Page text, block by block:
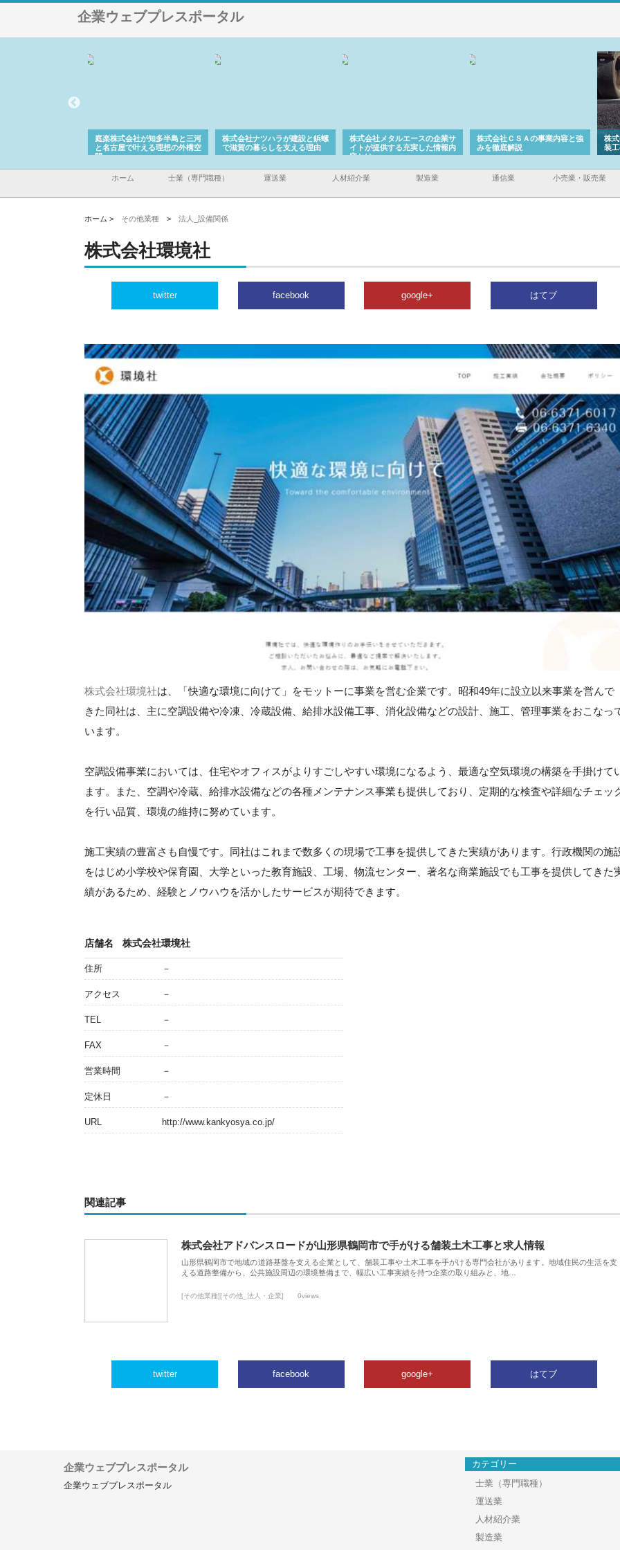
企業ウェブプレスポータル
庭楽株式会社が知多半島と三河
と名古屋で叶える理想の外構空
間
株式会社ナツハラが建設と鋲螺
で滋賀の暮らしを支える理由
株式会社メタルエースの企業サ
イトが提供する充実した情報内
容とは
株式会社ＣＳＡの事業内容と強
みを徹底解説
株
装
ホーム 士業（専門職種） 運送業 人材紹介業 製造業 通信業 小売業・販売業
ホーム > その他業種 > 法人_設備関係
株式会社環境社
twitter facebook google+ はてブ
株式会社環境社は、「快適な環境に向けて」をモットーに事業を営む企業です。昭和49年に設立以来事業を営んで
きた同社は、主に空調設備や冷凍、冷蔵設備、給排水設備工事、消化設備などの設計、施工、管理事業をおこなっ
います。
空調設備事業においては、住宅やオフィスがよりすごしやすい環境になるよう、最適な空気環境の構築を手掛けて
ます。また、空調や冷蔵、給排水設備などの各種メンテナンス事業も提供しており、定期的な検査や詳細なチェッ
を行い品質、環境の維持に努めています。
施工実績の豊富さも自慢です。同社はこれまで数多くの現場で工事を提供してきた実績があります。行政機関の施
をはじめ小学校や保育園、大学といった教育施設、工場、物流センター、著名な商業施設でも工事を提供してきた
績があるため、経験とノウハウを活かしたサービスが期待できます。
店舗名 株式会社環境社
住所 －
アクセス －
TEL －
FAX －
営業時間 －
定休日 －
URL http://www.kankyosya.co.jp/
関連記事
株式会社アドバンスロードが山形県鶴岡市で手がける舗装土木工事と求人情報
山形県鶴岡市で地域の道路基盤を支える企業として、舗装工事や土木工事を手がける専門会社があります。地域住民の生活を支
える道路整備から、公共施設周辺の環境整備まで、幅広い工事実績を持つ企業の取り組みと、地…
[その他業種][その他_法人・企業] 0views
twitter facebook google+ はてブ
企業ウェブプレスポータル
企業ウェブプレスポータル
カテゴリー
士業（専門職種）
運送業
人材紹介業
製造業